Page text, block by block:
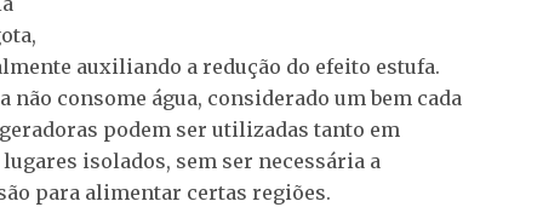
auxiliando a redução do efeito estufa.
consome água, considerado um bem cada
podem ser utilizadas tanto em
isolados, sem ser necessária a
para alimentar certas regiões.